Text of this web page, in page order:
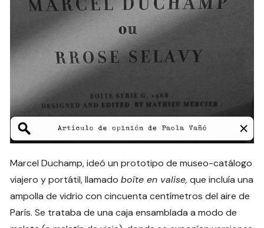
Marcel Duchamp, ideó un prototipo de museo-catálogo
viajero y portátil, llamadoboîte en valise, que incluía una
ampolla de vidrio con cincuenta centímetros del aire de
París. Se trataba de una caja ensamblada a modo de